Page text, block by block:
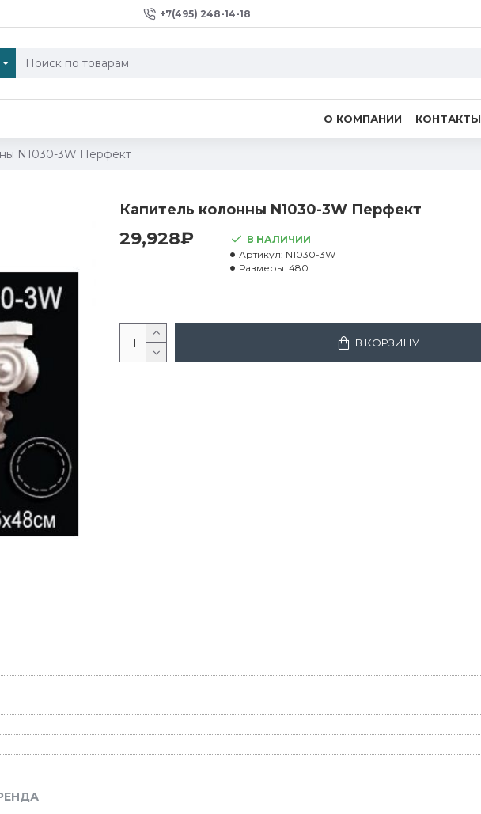
+7(495) 248-14-18
О КОМПАНИИ КОНТАКТЫ
N1030-3W Перфект
Капитель колонны N1030-3W Перфект
29,928₽
В НАЛИЧИИ
Артикул: N1030-3W
Размеры: 480
В КОРЗИНУ